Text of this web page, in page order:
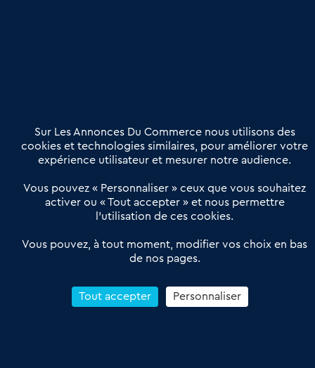
Offres Pro
Actualités
Qui sommes nous ?
Derniers articles
Réseau 3C : un partenaire national dédié aux transactions
Petitscommerces : Un partenariat au service du commerce de
proximité et des territoires
Reprendre un Restaurant Rapide
Sur Les Annonces Du Commerce nous utilisons des
cookies et technologies similaires, pour améliorer votre
expérience utilisateur et mesurer notre audience.
Vous pouvez « Personnaliser » ceux que vous souhaitez
activer ou « Tout accepter » et nous permettre
l’utilisation de ces cookies.
Vous pouvez, à tout moment, modifier vos choix en bas
de nos pages.
Tout accepter Personnaliser